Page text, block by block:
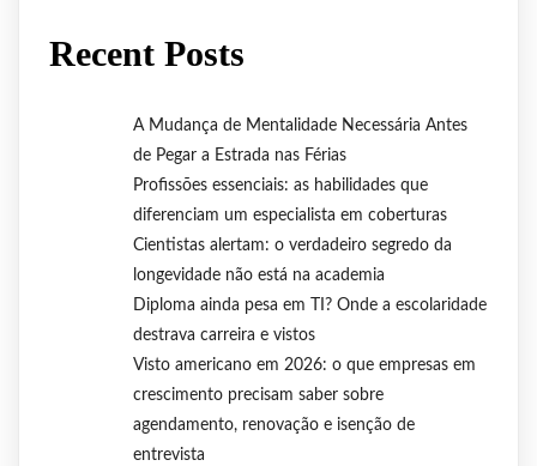
Recent Posts
A Mudança de Mentalidade Necessária Antes
de Pegar a Estrada nas Férias
Profissões essenciais: as habilidades que
diferenciam um especialista em coberturas
Cientistas alertam: o verdadeiro segredo da
longevidade não está na academia
Diploma ainda pesa em TI? Onde a escolaridade
destrava carreira e vistos
Visto americano em 2026: o que empresas em
crescimento precisam saber sobre
agendamento, renovação e isenção de
entrevista